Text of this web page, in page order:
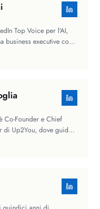
Top Voice per l'AI,
business executive con
Co-Founder e Chief
di Up2You, dove guida